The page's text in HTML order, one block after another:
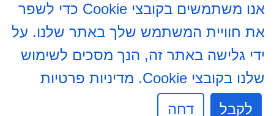
שעות פעילות מזכירות:
ימים א', ב', ד', ה' 8:30 - 13:30
יום ג' 8:30 - 13:30, 16:00 - 17:30
יום ו' לתאום לויות בלבד.
אנו משתמשים בקובצי Cookie כדי לשפר
את חוויית המשתמש שלך באתר שלנו. על
ידי גלישה באתר זה, הנך מסכים לשימוש
שלנו בקובצי Cookie.
מדיניות פרטיות
לקבל
דחה